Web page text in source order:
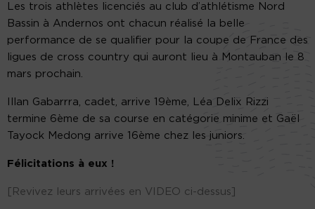
Les trois athlètes licenciés au club d’athlétisme Nord
Bassin à Andernos ont chacun réalisé la belle
performance de se qualifier pour la coupe de France des
ligues de cross country qui auront lieu à Montauban le 8
mars prochain.
Illan Gabarrra, cadet, arrive 19ème, Léa Delix Rizzi
termine 6ème de sa course en catégorie minime et Gaël
Tayock Medong arrive 16ème chez les juniors.
Félicitations à eux !
[Revivez leurs arrivées en VIDEO ci-dessus]